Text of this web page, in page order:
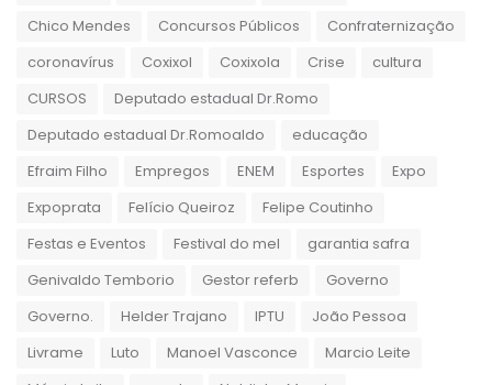
Chico Mendes
Concursos Públicos
Confraternização
coronavírus
Coxixol Coxixola Crise
cultura
CURSOS
Deputado estadual Dr.Romo
Deputado estadual Dr.Romoaldo
educação
Efraim Filho
Empregos ENEM Esportes
Expo
Expoprata
Felício Queiroz
Felipe Coutinho
Festas e Eventos
Festival do mel
garantia safra
Genivaldo Temborio
Gestor referb
Governo
Governo.
Helder Trajano IPTU
João Pessoa
Livrame
Luto Manoel Vasconce
Marcio Leite